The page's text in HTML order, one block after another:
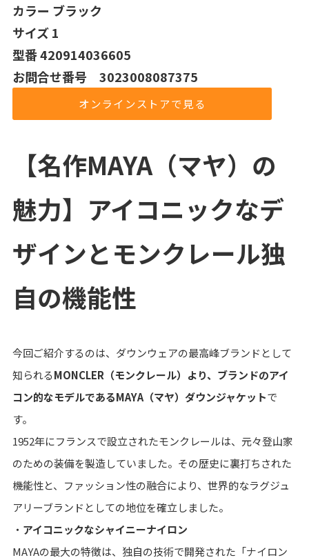
カラー ブラック
サイズ 1
型番 420914036605
お問合せ番号 3023008087375
オンラインストアで見る
【名作MAYA（マヤ）の
魅力】アイコニックなデ
ザインとモンクレール独
自の機能性
今回ご紹介するのは、ダウンウェアの最高峰ブランドとして
知られるMONCLER（モンクレール）より、ブランドのアイ
コン的なモデルであるMAYA（マヤ）ダウンジャケットで
す。
1952年にフランスで設立されたモンクレールは、元々登山家
のための装備を製造していました。その歴史に裏打ちされた
機能性と、ファッション性の融合により、世界的なラグジュ
アリーブランドとしての地位を確立しました。
・ アイコニックなシャイニーナイロン
MAYAの最大の特徴は、独自の技術で開発された「ナイロン